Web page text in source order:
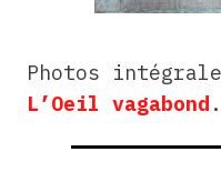
Photos
L’Oeil vagabond .